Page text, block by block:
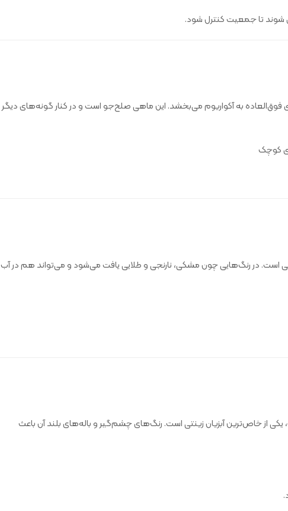
شوند تا جمعیت کنترل شود.
فوق‌العاده به آکواریوم می‌بخشد. این ماهی صلح‌جو است و در کنار گونه‌های دیگر
کوچک
است. در رنگ‌هایی چون مشکی، نارنجی و طلایی یافت می‌شود و می‌تواند هم در آب
از خاص‌ترین آبزیان زینتی است. رنگ‌های چشم‌گیر و باله‌های بلند آن باعث